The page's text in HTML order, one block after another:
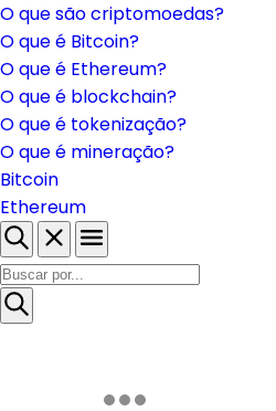
O que são criptomoedas?
O que é Bitcoin?
O que é Ethereum?
O que é blockchain?
O que é tokenização?
O que é mineração?
Bitcoin
Ethereum